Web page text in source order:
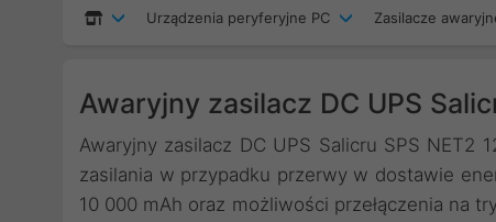
Urządzenia peryferyjne PC Zasilacze
Awaryjny zasilacz DC UPS
Awaryjny zasilacz DC UPS Salicru SPS NET2
zasilania w przypadku przerwy w dostawie
10 000 mAh oraz możliwości przełączenia na